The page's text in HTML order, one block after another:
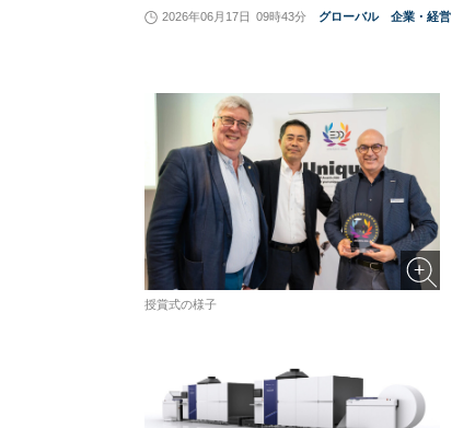
2026年06月17日 09時43分 グローバル 企業・経営
授賞式の様子